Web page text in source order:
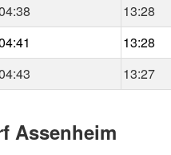
13:28
13:28
13:27
Assenheim